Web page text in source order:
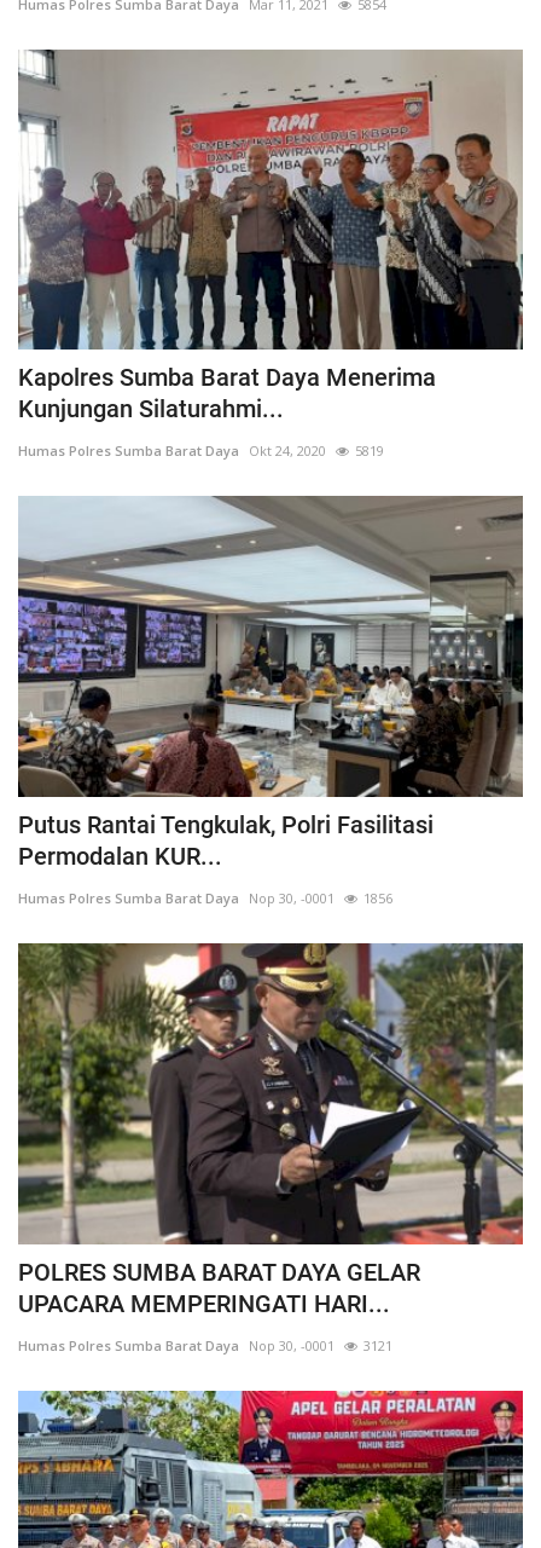
Humas Polres Sumba Barat Daya Mar 11, 2021 5854
Kapolres Sumba Barat Daya Menerima
Kunjungan Silaturahmi...
Humas Polres Sumba Barat Daya Okt 24, 2020 5819
Putus Rantai Tengkulak, Polri Fasilitasi
Permodalan KUR...
Humas Polres Sumba Barat Daya Nop 30, -0001 1856
POLRES SUMBA BARAT DAYA GELAR
UPACARA MEMPERINGATI HARI...
Humas Polres Sumba Barat Daya Nop 30, -0001 3121